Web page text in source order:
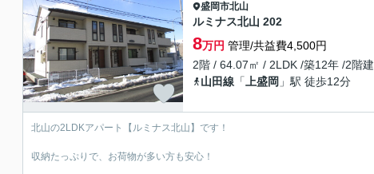
盛岡市北山
ルミナス北山 202
8万円 管理/共益費4,500円
2階 / 64.07㎡ / 2LDK /築12年 /2階建
山田線 「 上盛岡 」駅 徒歩12分
北山の2LDKアパート【ルミナス北山】です！
収納たっぷりで、お荷物が多い方も安心！